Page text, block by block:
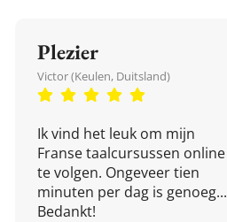
Plezier
Victor (Keulen, Duitsland)
Ik vind het leuk om mijn
Franse taalcursussen online
te volgen. Ongeveer tien
minuten per dag is genoeg...
Bedankt!